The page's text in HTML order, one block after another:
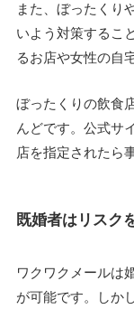
また、ぼったくり
いよう対策するこ
るお店や女性の自
ぼったくりの飲食
んどです。公式サ
店を指定されたら
既婚者はリスク
ワクワクメールは
が可能です。しか